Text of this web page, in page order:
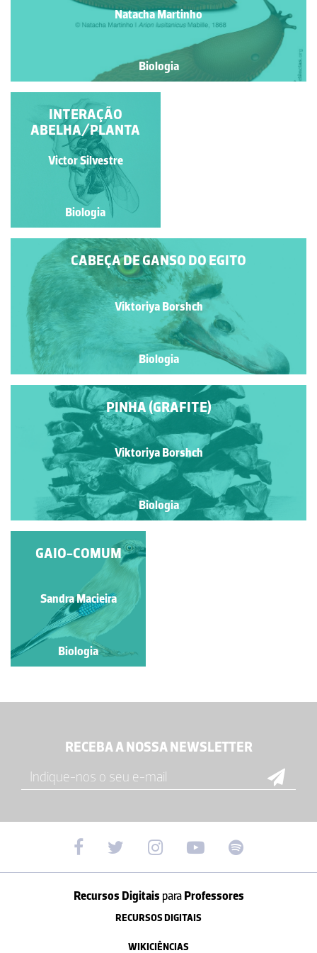
Natacha Martinho
Biologia
LIXA OU XARA
Natacha Martinho
Biologia
INTERAÇÃO
ABELHA/PLANTA
Victor Silvestre
Biologia
CABEÇA DE GANSO DO EGITO
Viktoriya Borshch
Biologia
PINHA (GRAFITE)
Viktoriya Borshch
Biologia
PINHA (AGUARELA)
Viktoriya Borshch
Biologia
GAIO-COMUM
Sandra Macieira
Biologia
RECEBA A NOSSA NEWSLETTER
Recursos Digitais paraProfessores
RECURSOS DIGITAIS
WIKICIÊNCIAS